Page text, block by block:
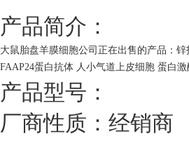
产品简介：
大鼠胎盘羊膜细胞公司正在出售的产品：
FAAP24蛋白抗体 人小气道上皮细胞 蛋白
产品型号：
厂商性质：经销商